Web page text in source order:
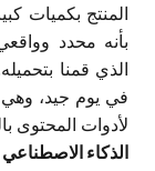
المنتج بكميات
بأنه محدد
الذي قمنا
في يوم جيد،
لأدوات المحتوى
الذكاء